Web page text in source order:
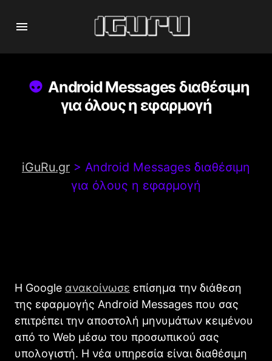
Android Messages διαθέσιμη
για όλους η εφαρμογή
iGuRu.gr > Android Messages διαθέσιμη
για όλους η εφαρμογή
Η Google ανακοίνωσε επίσημα την διάθεση
της εφαρμογής Android Messages που σας
επιτρέπει την αποστολή μηνυμάτων κειμένου
από το Web μέσω του προσωπικού σας
υπολογιστή. Η νέα υπηρεσία είναι διαθέσιμη